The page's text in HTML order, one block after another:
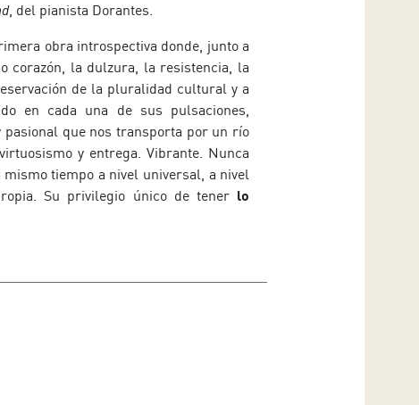
, del pianista Dorantes.
obra introspectiva donde, junto a
corazón, la dulzura, la resistencia, la
de la pluralidad cultural y a
en cada una de sus pulsaciones,
que nos transporta por un río
y entrega. Vibrante. Nunca
mismo tiempo a nivel universal, a nivel
Su privilegio único de tenerlo